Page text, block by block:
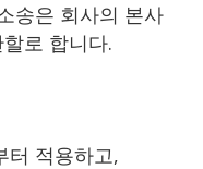
송은 회사의 본사
로 합니다.
터 적용하고,